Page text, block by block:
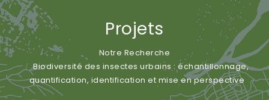
Projets
Notre Recherche
Biodiversité des insectes urbains : échantillonnage,
quantification, identification et mise en perspective